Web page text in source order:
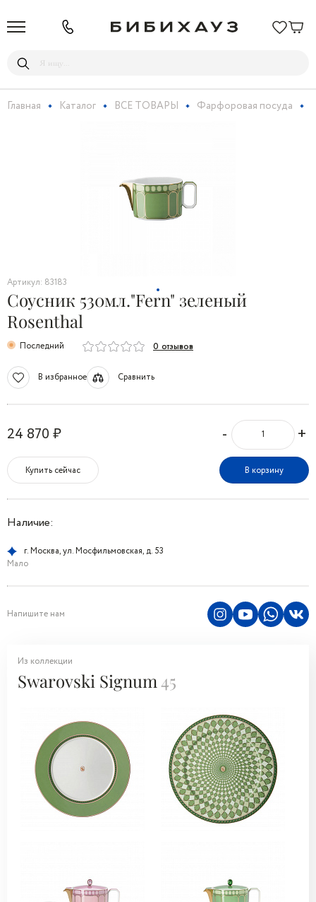
Главная Каталог ВСЕ ТОВАРЫ Фарфоровая посуда
Артикул: 83183
Соусник 530мл."Fern" зеленый
Rosenthal
Последний 0 отзывов
В избранное Сравнить
24 870 ₽ - +
Купить сейчас В корзину
Наличие:
г. Москва, ул. Мосфильмовская, д. 53
Мало
Напишите нам
Из коллекции
Swarovski Signum45